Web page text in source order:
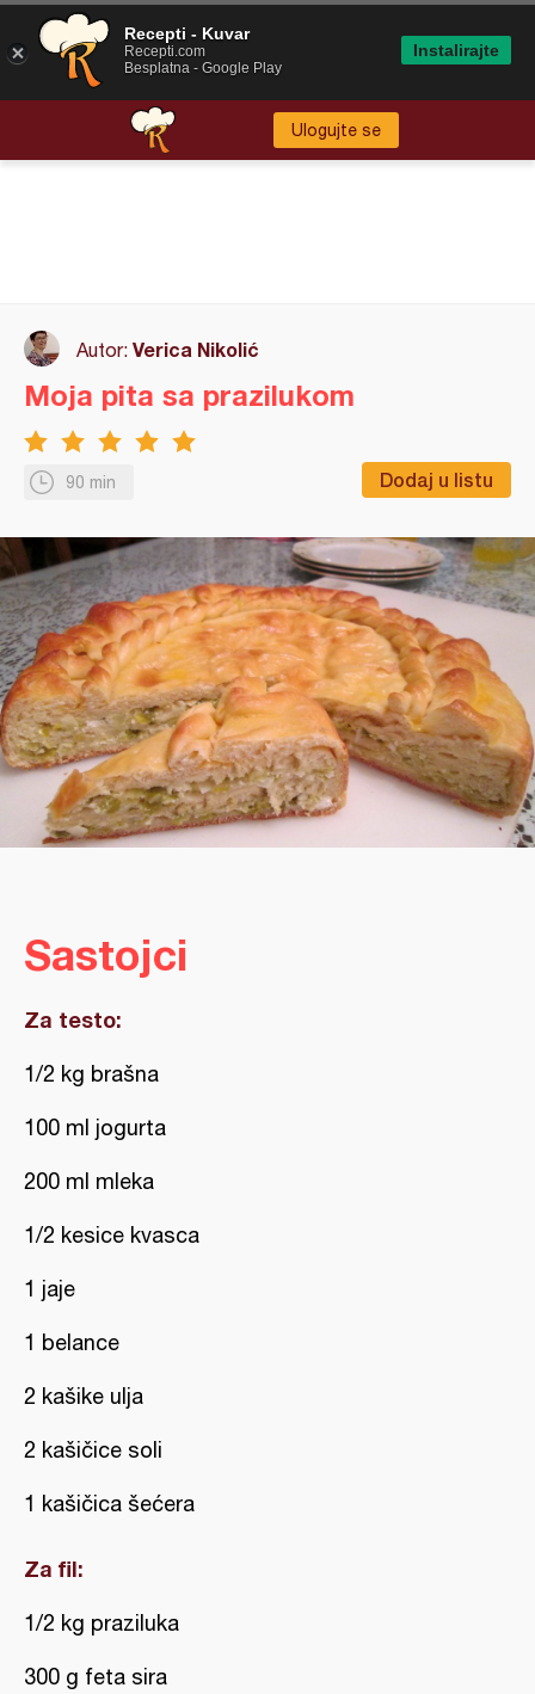
Ulogujte se
Autor: Verica Nikolić
90 min Dodaj u listu
Moja pita sa prazilukom
Sastojci
Za testo:
1/2 kg brašna
100 ml jogurta
200 ml mleka
1/2 kesice kvasca
1 jaje
1 belance
2 kašike ulja
2 kašičice soli
1 kašičica šećera
Za fil:
1/2 kg praziluka
300 g feta sira
Recepti - Kuvar
Recepti.com
Besplatna - Google Play
Instalirajte